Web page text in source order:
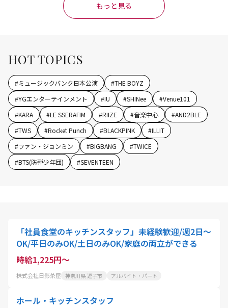
もっと見る
HOT TOPICS
#ミュージックバンク日本公演 #THE BOYZ
#YGエンターテインメント #IU #SHINee #Venue101
#KARA #LE SSERAFIM #RIIZE #音楽中心 #AND2BLE
#TWS #Rocket Punch #BLACKPINK #ILLIT
#ファン・ジョンミン #BIGBANG #TWICE
#BTS(防弾少年団) #SEVENTEEN
「社員食堂のキッチンスタッフ」未経験歓迎/週2日～
OK/平日のみOK/土日のみOK/家庭の両立ができる
時給1,225円～
株式会社日影茶屋 神奈川県 逗子市 アルバイト・パート
ホール・キッチンスタッフ